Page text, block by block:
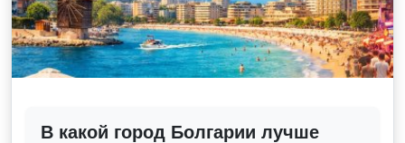
В какой город Болгарии лучше